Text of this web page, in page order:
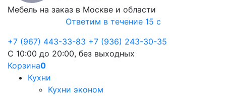
Мебель на заказ в Москве и области
Ответим в течение 15 с
+7 (967) 443-33-83 +7 (936) 243-30-35
С 10:00 до 20:00, без выходных
Корзина0
Кухни
Кухни эконом